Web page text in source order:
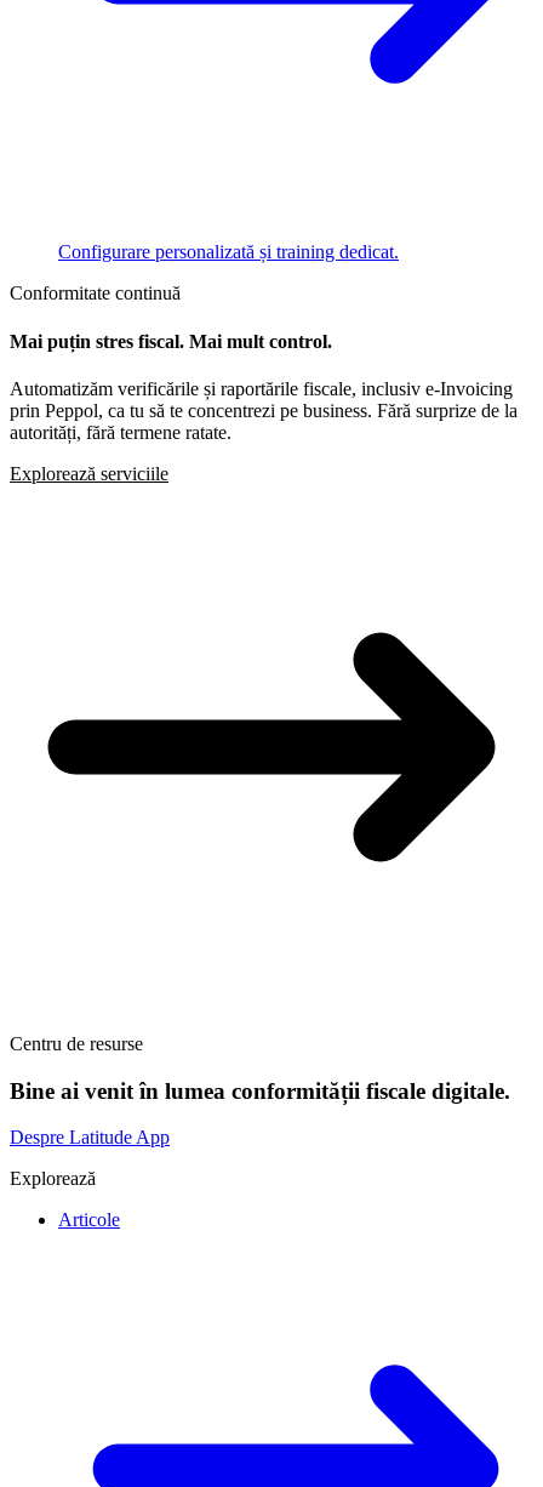
Configurare personalizată și training dedicat.
Conformitate continuă
Mai puțin stres fiscal. Mai mult control.
Automatizăm verificările și raportările fiscale, inclusiv e-Invoicing
prin Peppol, ca tu să te concentrezi pe business. Fără surprize de la
autorități, fără termene ratate.
Explorează serviciile
Centru de resurse
Bine ai venit în lumea conformității fiscale digitale.
Despre Latitude App
Explorează
Articole